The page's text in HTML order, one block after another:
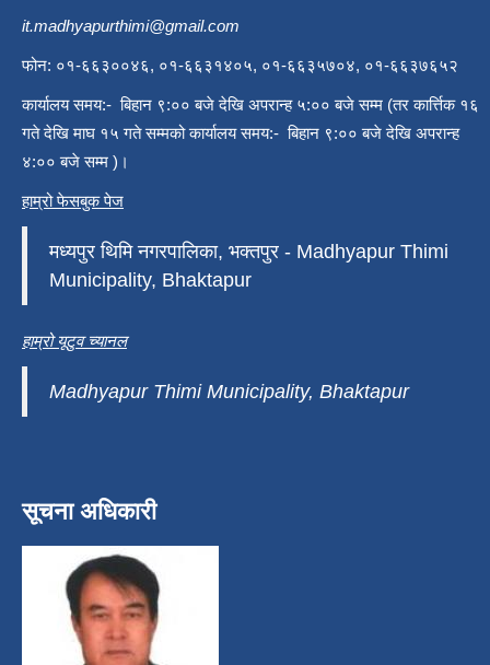
it.madhyapurthimi@gmail.com
फोन: ०१-६६३००४६, ०१-६६३१४०५, ०१-६६३५७०४, ०१-६६३७६५२
कार्यालय समय:- बिहान ९:०० बजे देखि अपरान्ह ५:०० बजे सम्म (तर कार्त्तिक १६
गते देखि माघ १५ गते सम्मको कार्यालय समय:- बिहान ९:०० बजे देखि अपरान्ह
४:०० बजे सम्म )।
हाम्रो फेसबुक पेज
मध्यपुर थिमि नगरपालिका, भक्तपुर - Madhyapur Thimi
Municipality, Bhaktapur
हाम्रो यूटुव च्यानल
Madhyapur Thimi Municipality, Bhaktapur
सूचना अधिकारी